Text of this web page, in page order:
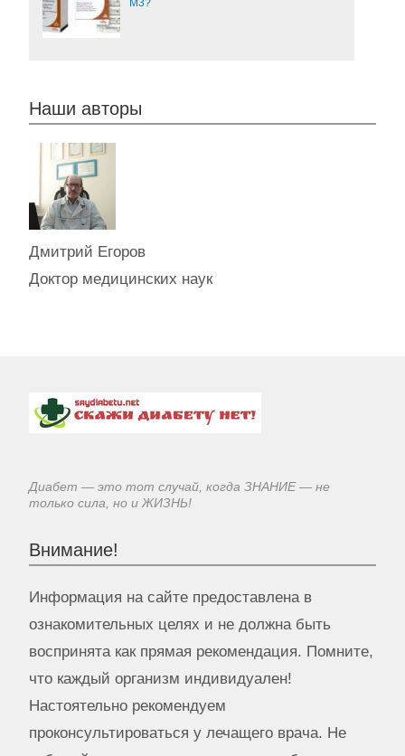
М3?
Наши авторы
Дмитрий Егоров
Доктор медицинских наук
Диабет — это тот случай, когда ЗНАНИЕ — не
только сила, но и ЖИЗНЬ!
Внимание!
Информация на сайте предоставлена в
ознакомительных целях и не должна быть
воспринята как прямая рекомендация. Помните,
что каждый организм индивидуален!
Настоятельно рекомендуем
проконсультироваться у лечащего врача. Не